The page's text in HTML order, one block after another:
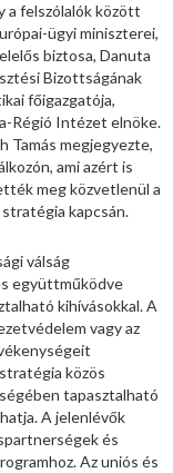
a felszólalók között
ügyi miniszterei,
biztosa, Danuta
Bizottságának
főigazgatója,
Régió Intézet elnöke.
Tamás megjegyezte,
ami azért is
meg közvetlenül a
kapcsán.
válság
együttműködve
kihívásokkal. A
vagy az
közös
tapasztalható
A jelenlévők
és
Az uniós és